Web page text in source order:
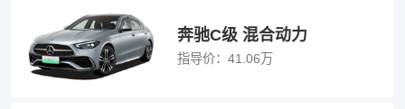
奔驰C级 混合动力
指导价： 41.06万